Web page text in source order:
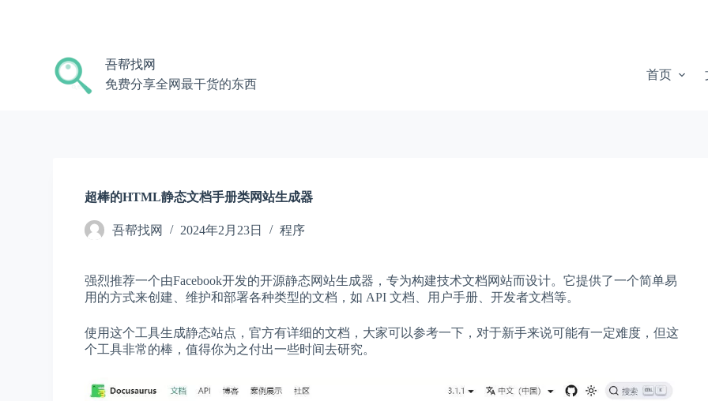
吾帮找网
免费分享全网最干货的东西
首页
超棒的HTML静态文档手册类网站生成器
吾帮找网 2024年2月23日 程序
强烈推荐一个由Facebook开发的开源静态网站生成器，专为构建技术文档网站而设计。它提供了一个简单易
用的方式来创建、维护和部署各种类型的文档，如 API 文档、用户手册、开发者文档等。
使用这个工具生成静态站点，官方有详细的文档，大家可以参考一下，对于新手来说可能有一定难度，但这
个工具非常的棒，值得你为之付出一些时间去研究。